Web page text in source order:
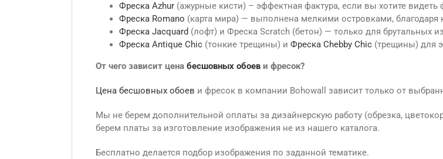
Фреска Azhur (ажурные кисти) – эффектная фактура, если вы хотите видеть
Фреска Romano (карта мира) — выполнена мелкими островками,
Фреска Jacquard (лофт) и Фреска Scratch (бетон) — только для брутальных
Фреска Antique Сhic (тонкие трещины) и Фреска Chebby Chic (трещины) для
От чего зависит цена бесшовных обоев и фресок?
Цена бесшовных обоев и фресок в компании Bohowall зависит только от
Мы не берем дополнительной оплаты за дизайнерскую работу (обрезка,
берем платы за изготовление изображения не из нашего каталога.
Бесплатно делается подбор изображения по заданной тематике.